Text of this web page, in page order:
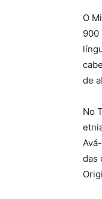
O
900
de
No
das